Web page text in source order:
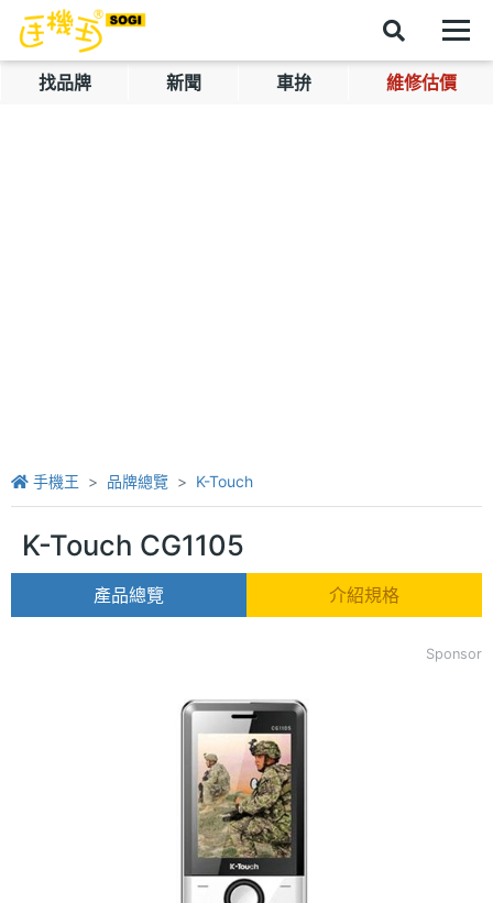
找品牌 新聞 車拚 維修估價
手機王 品牌總覽 K-Touch
K-Touch CG1105
產品總覽 介紹規格
Sponsor